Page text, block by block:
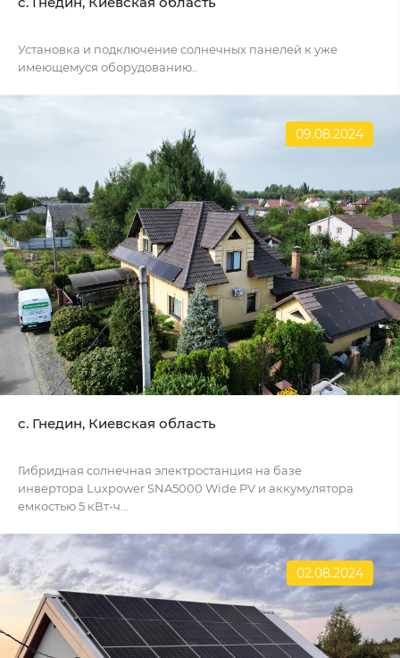
Установка и подключение солнечных панелей к уже
имеющемуся оборудованию..
09.08.2024
с. Гнедин, Киевская область
Гибридная солнечная электростанция на базе
инвертора Luxpower SNA5000 Wide PV и аккумулятора
емкостью 5 кВт-ч...
02.08.2024